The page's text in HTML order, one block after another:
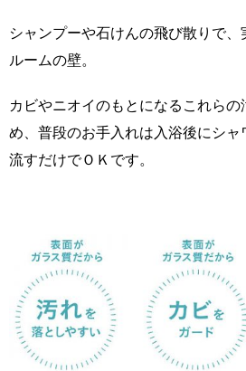
シャンプーや石けんの飛び散りで
ルームの壁。
カビやニオイのもとになるこれら
め、普段のお手入れは入浴後にシ
流すだけでＯＫです。